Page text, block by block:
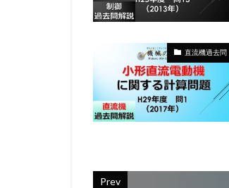
直流機過去問
Prev